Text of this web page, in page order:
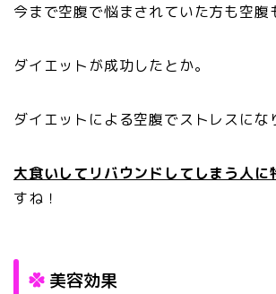
今まで空腹で悩まされていた方も空腹
ダイエットが成功したとか。
ダイエットによる空腹でストレスにな
大食いしてリバウンドしてしまう人に
すね！
美容効果